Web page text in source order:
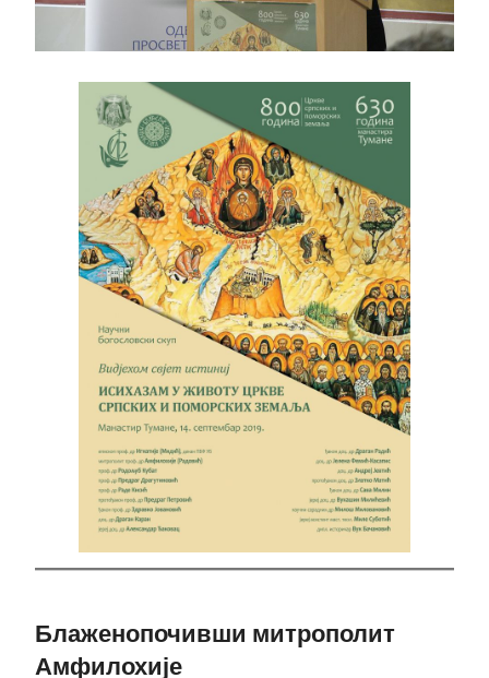
Блаженопочивши митрополит
Амфилохије